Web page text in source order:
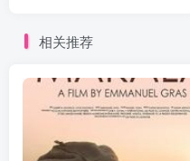
载 相关推荐